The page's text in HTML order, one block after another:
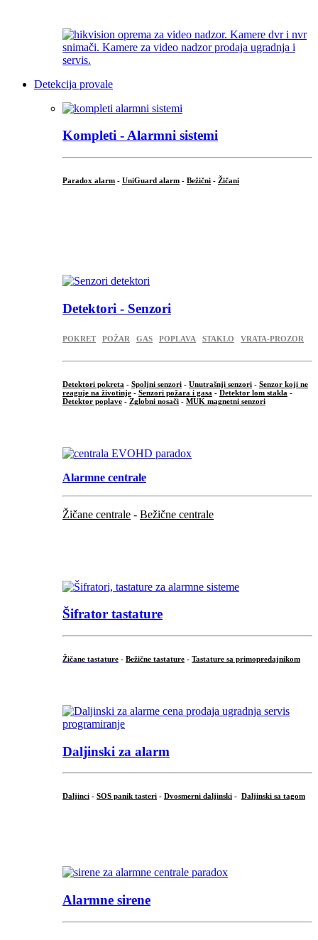
Detekcija provale
Kompleti - Alarmni sistemi
Paradox alarm - UniGuard alarm - Bežični - Žičani
Detektori - Senzori
POKRET POŽAR GAS POPLAVA STAKLO VRATA-PROZOR
Detektori pokreta - Spoljni senzori - Unutrašnji senzori - Senzor koji ne
reaguje na životinje - Senzori požara i gasa - Detektor lom stakla -
Detektor poplave - Zglobni nosači - MUK magnetni senzori
Alarmne centrale
Žičane centrale - Bežične centrale
Šifrator tastature
Žičane tastature - Bežične tastature - Tastature sa primopredajnikom
Daljinski za alarm
Daljinci - SOS panik tasteri - Dvosmerni daljinski - Daljinski sa tagom
Alarmne sirene